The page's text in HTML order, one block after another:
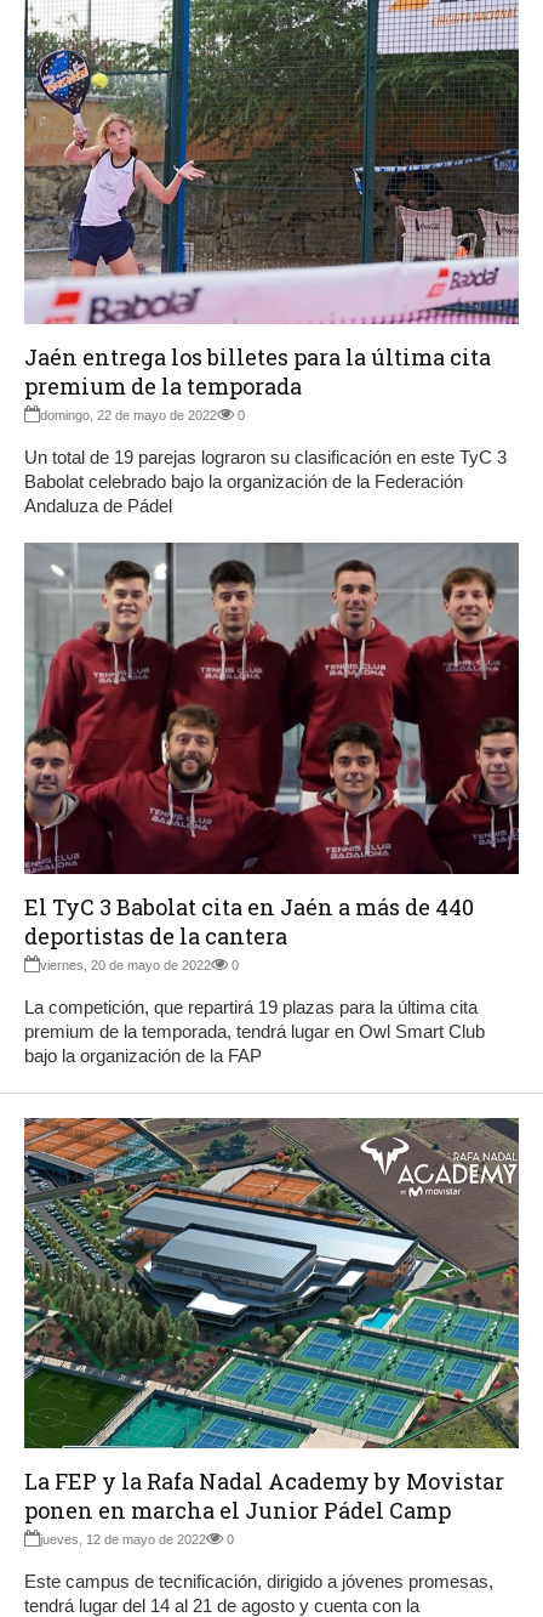
Jaén entrega los billetes para la última cita
premium de la temporada
domingo, 22 de mayo de 2022 0
Un total de 19 parejas lograron su clasificación en este TyC 3
Babolat celebrado bajo la organización de la Federación
Andaluza de Pádel
El TyC 3 Babolat cita en Jaén a más de 440
deportistas de la cantera
viernes, 20 de mayo de 2022 0
La competición, que repartirá 19 plazas para la última cita
premium de la temporada, tendrá lugar en Owl Smart Club
bajo la organización de la FAP
La FEP y la Rafa Nadal Academy by Movistar
ponen en marcha el Junior Pádel Camp
jueves, 12 de mayo de 2022 0
Este campus de tecnificación, dirigido a jóvenes promesas,
tendrá lugar del 14 al 21 de agosto y cuenta con la